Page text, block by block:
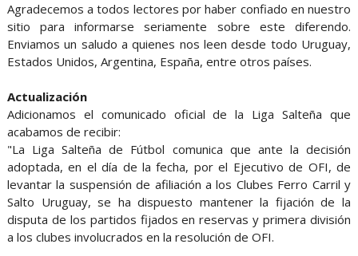
Agradecemos a todos lectores por haber confiado en nuestro
sitio para informarse seriamente sobre este diferendo.
Enviamos un saludo a quienes nos leen desde todo Uruguay,
Estados Unidos, Argentina, España, entre otros países.
Actualización
Adicionamos el comunicado oficial de la Liga Salteña que
acabamos de recibir:
"La Liga Salteña de Fútbol comunica que ante la decisión
adoptada, en el día de la fecha, por el Ejecutivo de OFI, de
levantar la suspensión de afiliación a los Clubes Ferro Carril y
Salto Uruguay, se ha dispuesto mantener la fijación de la
disputa de los partidos fijados en reservas y primera división
a los clubes involucrados en la resolución de OFI.